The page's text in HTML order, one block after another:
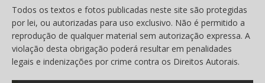
Todos os textos e fotos publicadas neste site são protegidas
por lei, ou autorizadas para uso exclusivo. Não é permitido a
reprodução de qualquer material sem autorização expressa. A
violação desta obrigação poderá resultar em penalidades
legais e indenizações por crime contra os Direitos Autorais.